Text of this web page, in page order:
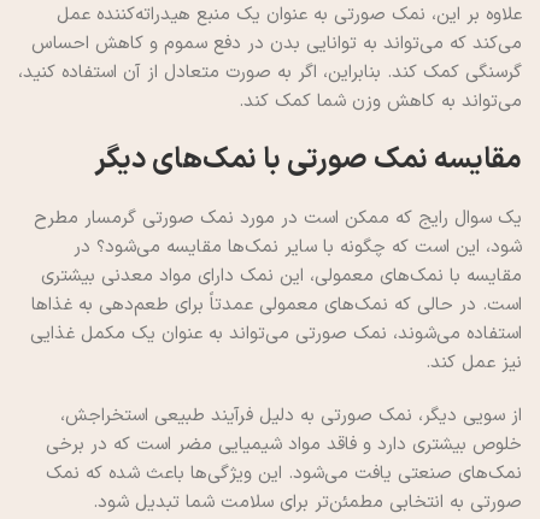
علاوه بر این، نمک صورتی به عنوان یک منبع هیدراته‌کننده عمل
می‌کند که می‌تواند به توانایی بدن در دفع سموم و کاهش احساس
گرسنگی کمک کند. بنابراین، اگر به صورت متعادل از آن استفاده کنید،
می‌تواند به کاهش وزن شما کمک کند.
مقایسه نمک صورتی با نمک‌های دیگر
یک سوال رایج که ممکن است در مورد نمک صورتی گرمسار مطرح
شود، این است که چگونه با سایر نمک‌ها مقایسه می‌شود؟ در
مقایسه با نمک‌های معمولی، این نمک دارای مواد معدنی بیشتری
است. در حالی که نمک‌های معمولی عمدتاً برای طعم‌دهی به غذاها
استفاده می‌شوند، نمک صورتی می‌تواند به عنوان یک مکمل غذایی
نیز عمل کند.
از سویی دیگر، نمک صورتی به دلیل فرآیند طبیعی استخراجش،
خلوص بیشتری دارد و فاقد مواد شیمیایی مضر است که در برخی
نمک‌های صنعتی یافت می‌شود. این ویژگی‌ها باعث شده که نمک
صورتی به انتخابی مطمئن‌تر برای سلامت شما تبدیل شود.